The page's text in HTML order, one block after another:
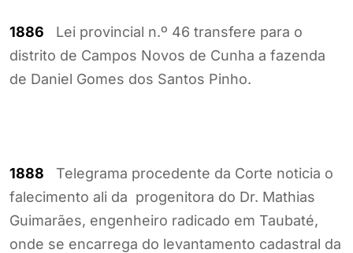
1886 Lei provincial n.º 46 transfere para o
distrito de Campos Novos de Cunha a fazenda
de Daniel Gomes dos Santos Pinho.
1888 Telegrama procedente da Corte noticia o
falecimento ali da progenitora do Dr. Mathias
Guimarães, engenheiro radicado em Taubaté,
onde se encarrega do levantamento cadastral da